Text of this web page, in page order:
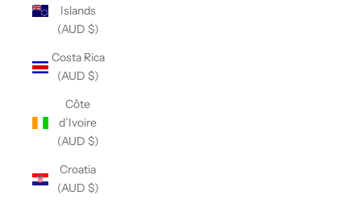
Islands
(AUD $)
Costa Rica
(AUD $)
Côte
d’Ivoire
(AUD $)
Croatia
(AUD $)